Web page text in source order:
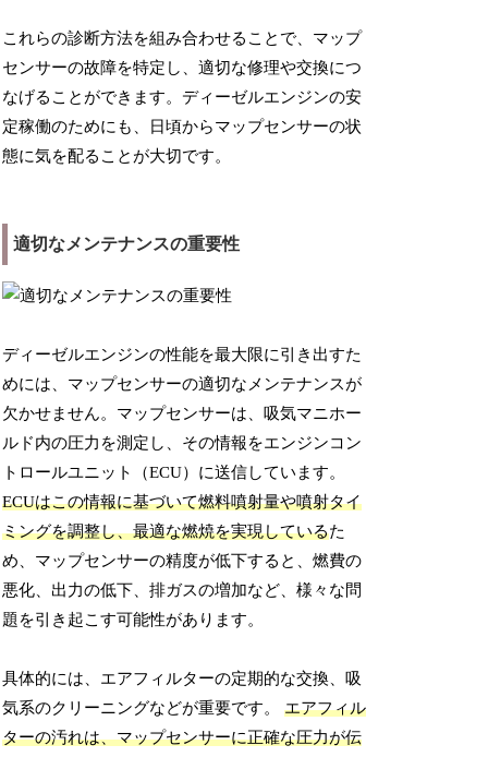
これらの診断方法を組み合わせることで、マップ
センサーの故障を特定し、適切な修理や交換につ
なげることができます。ディーゼルエンジンの安
定稼働のためにも、日頃からマップセンサーの状
態に気を配ることが大切です。
適切なメンテナンスの重要性
ディーゼルエンジンの性能を最大限に引き出すた
めには、マップセンサーの適切なメンテナンスが
欠かせません。マップセンサーは、吸気マニホー
ルド内の圧力を測定し、その情報をエンジンコン
トロールユニット（ECU）に送信しています。
ECUはこの情報に基づいて燃料噴射量や噴射タイ
ミングを調整し、最適な燃焼を実現しているた
め、マップセンサーの精度が低下すると、燃費の
悪化、出力の低下、排ガスの増加など、様々な問
題を引き起こす可能性があります。
具体的には、エアフィルターの定期的な交換、吸
気系のクリーニングなどが重要です。エアフィル
ターの汚れは、マップセンサーに正確な圧力が伝